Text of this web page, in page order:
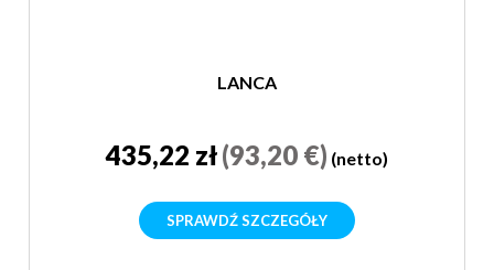
LANCA
435,22 zł(93,20 €) (netto)
SPRAWDŹ SZCZEGÓŁY